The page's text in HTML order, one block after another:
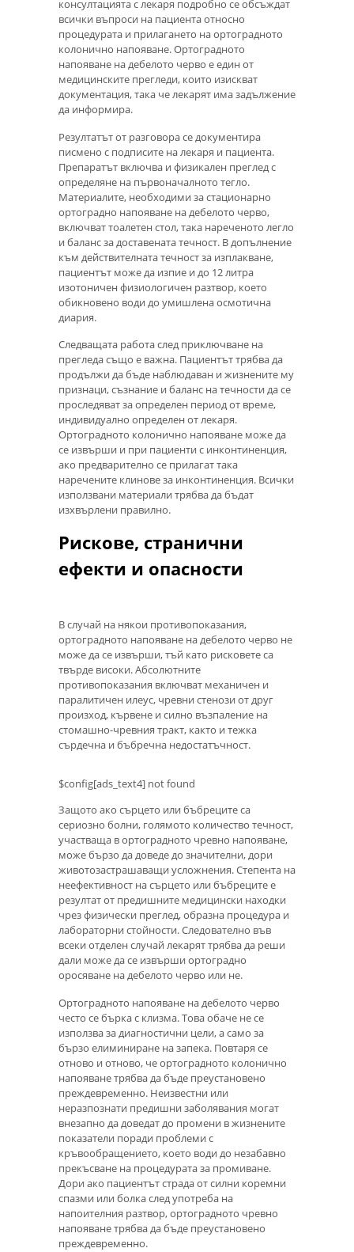
консултацията с лекаря подробно се обсъждат
всички въпроси на пациента относно
процедурата и прилагането на ортоградното
колонично напояване. Ортоградното
напояване на дебелото черво е един от
медицинските прегледи, които изискват
документация, така че лекарят има задължение
да информира.
Резултатът от разговора се документира
писмено с подписите на лекаря и пациента.
Препаратът включва и физикален преглед с
определяне на първоначалното тегло.
Материалите, необходими за стационарно
ортоградно напояване на дебелото черво,
включват тоалетен стол, така нареченото легло
и баланс за доставената течност. В допълнение
към действителната течност за изплакване,
пациентът може да изпие и до 12 литра
изотоничен физиологичен разтвор, което
обикновено води до умишлена осмотична
диария.
Следващата работа след приключване на
прегледа също е важна. Пациентът трябва да
продължи да бъде наблюдаван и жизнените му
признаци, съзнание и баланс на течности да се
проследяват за определен период от време,
индивидуално определен от лекаря.
Ортоградното колонично напояване може да
се извърши и при пациенти с инконтиненция,
ако предварително се прилагат така
наречените клинове за инконтиненция. Всички
използвани материали трябва да бъдат
изхвърлени правилно.
Рискове, странични
ефекти и опасности
В случай на някои противопоказания,
ортоградното напояване на дебелото черво не
може да се извърши, тъй като рисковете са
твърде високи. Абсолютните
противопоказания включват механичен и
паралитичен илеус, чревни стенози от друг
произход, кървене и силно възпаление на
стомашно-чревния тракт, както и тежка
сърдечна и бъбречна недостатъчност.
$config[ads_text4] not found
Защото ако сърцето или бъбреците са
сериозно болни, голямото количество течност,
участваща в ортоградното чревно напояване,
може бързо да доведе до значителни, дори
животозастрашаващи усложнения. Степента на
неефективност на сърцето или бъбреците е
резултат от предишните медицински находки
чрез физически преглед, образна процедура и
лабораторни стойности. Следователно във
всеки отделен случай лекарят трябва да реши
дали може да се извърши ортоградно
оросяване на дебелото черво или не.
Ортоградното напояване на дебелото черво
често се бърка с клизма. Това обаче не се
използва за диагностични цели, а само за
бързо елиминиране на запека. Повтаря се
отново и отново, че ортоградното колонично
напояване трябва да бъде преустановено
преждевременно. Неизвестни или
неразпознати предишни заболявания могат
внезапно да доведат до промени в жизнените
показатели поради проблеми с
кръвообращението, което води до незабавно
прекъсване на процедурата за промиване.
Дори ако пациентът страда от силни коремни
спазми или болка след употреба на
напоителния разтвор, ортоградното чревно
напояване трябва да бъде преустановено
преждевременно.